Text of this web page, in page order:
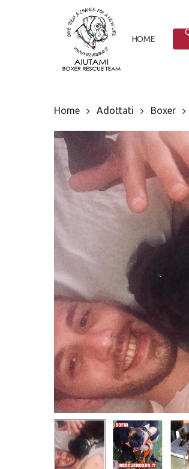
Hit enter to search or ESC to
HOME
Home Adottati Boxer